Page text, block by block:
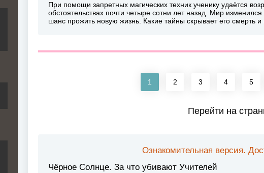
При помощи запретных магических техник ученику удаётся
обстоятельствах почти четыре сотни лет назад. Мир
шанс прожить новую жизнь. Какие тайны скрывает его смерть
1 2 3 4 5
Перейти на
Ознакомительная версия.
Чёрное Солнце. За что убивают Учителей